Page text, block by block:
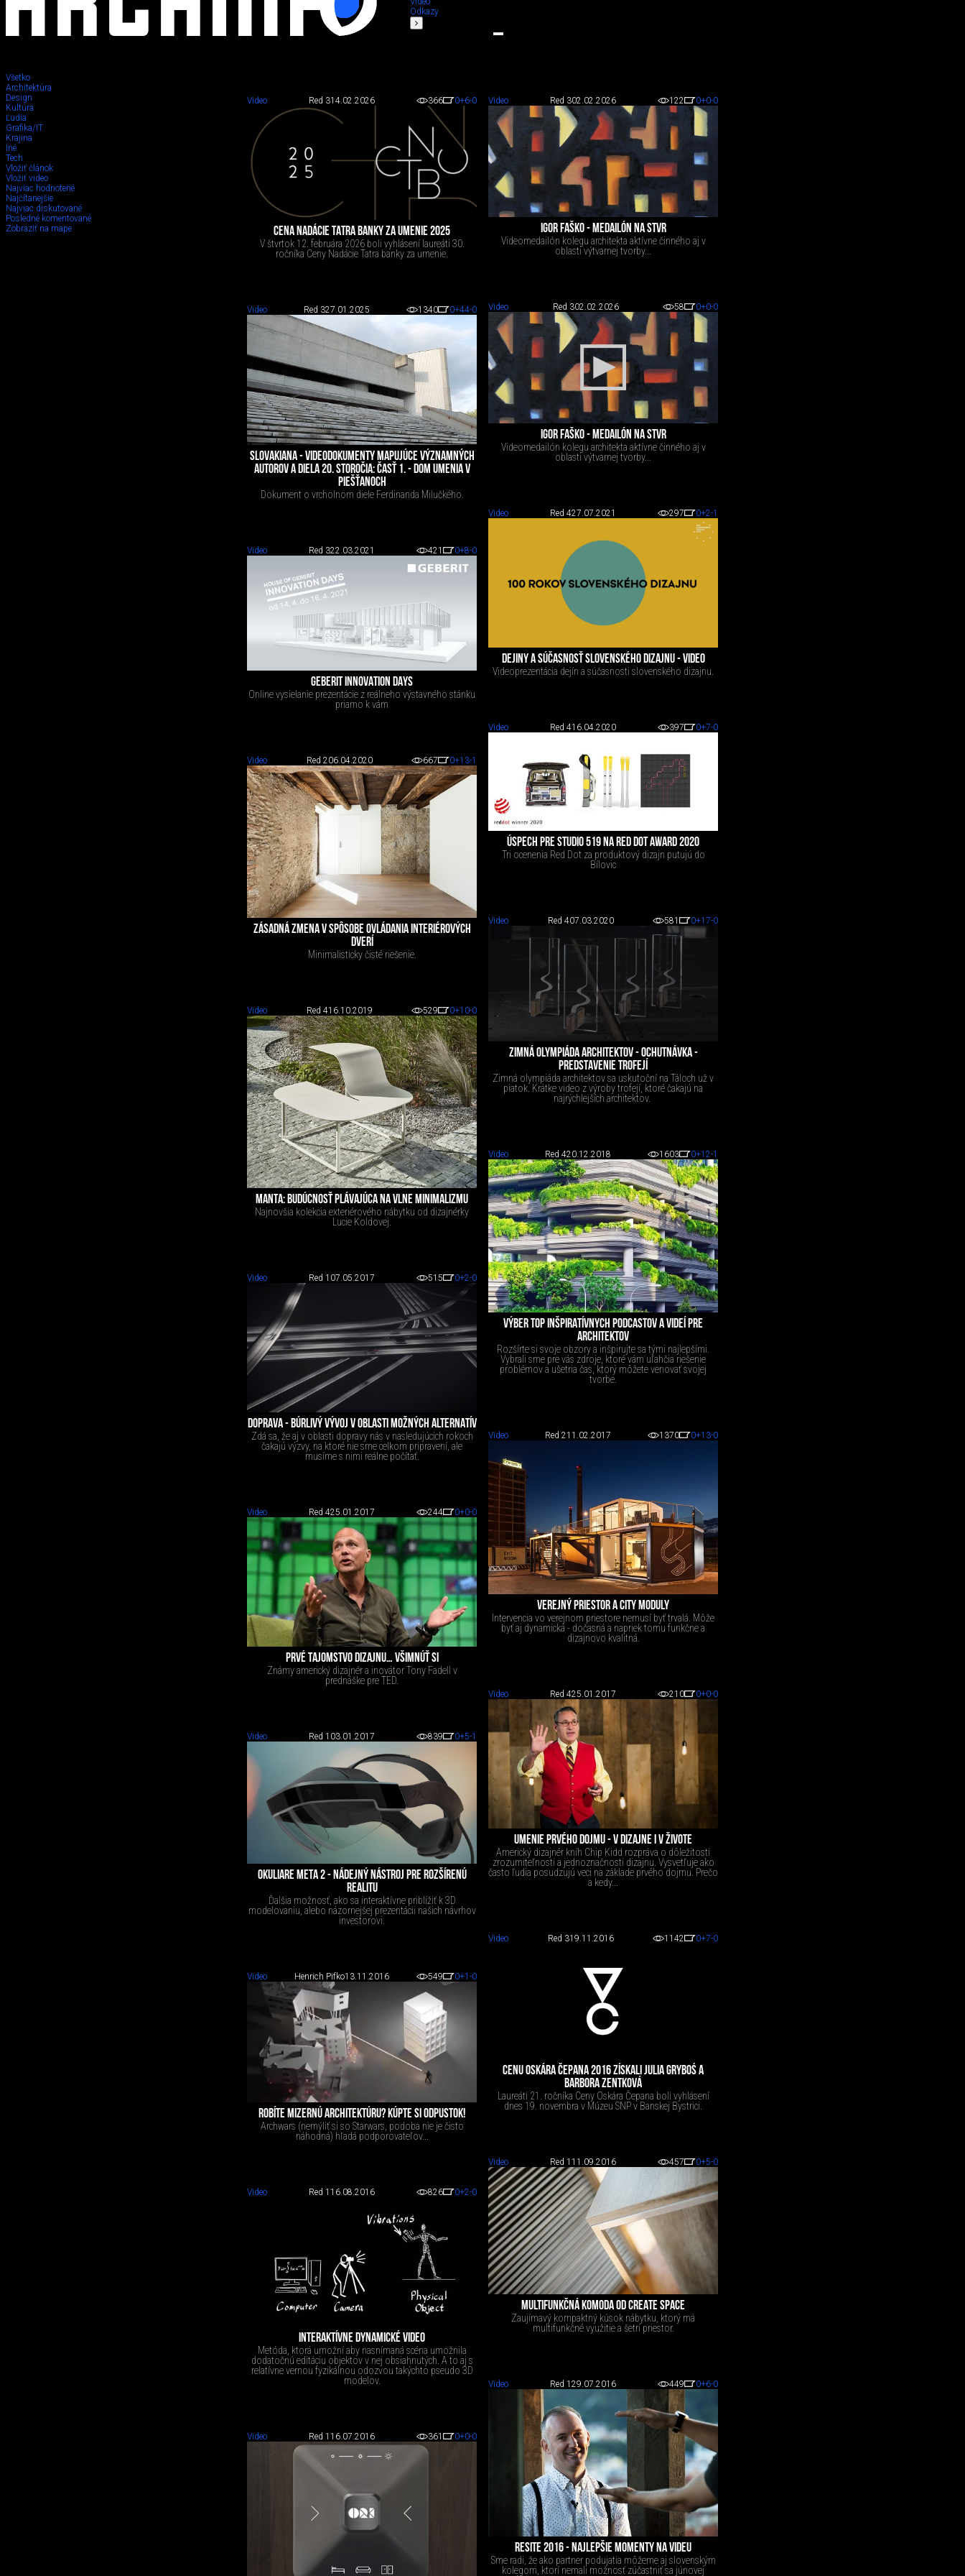
Odkazy
Všetko
Architektúra
Design
Kultúra
Ľudia
Grafika/IT
Krajina
Iné
Tech
Vložiť článok
Vložiť video
Najviac hodnotené
Najčítanejšie
Najviac diskutované
Posledné komentované
Zobraziť na mape
Design
Video Red 314.02.2026 366 0+6-0
CENA NADÁCIE TATRA BANKY ZA UMENIE 2025
V štvrtok 12. februára 2026 boli vyhlásení laureáti 30.
ročníka Ceny Nadácie Tatra banky za umenie.
Video Red 302.02.2026 122 0+0-0
IGOR FAŠKO - MEDAILÓN NA STVR
Videomedailón kolegu architekta aktívne činného aj v
oblasti výtvarnej tvorby...
Video Red 302.02.2026 58 0+0-0
IGOR FAŠKO - MEDAILÓN NA STVR
Videomedailón kolegu architekta aktívne činného aj v
oblasti výtvarnej tvorby...
Video Red 327.01.2025 1340 0+44-0
SLOVAKIANA - VIDEODOKUMENTY MAPUJÚCE VÝZNAMNÝCH
AUTOROV A DIELA 20. STOROČIA: ČASŤ 1. - DOM UMENIA V
PIEŠŤANOCH
Dokument o vrcholnom diele Ferdinanda Milučkého.
Video Red 427.07.2021 297 0+2-1
DEJINY A SÚČASNOSŤ SLOVENSKÉHO DIZAJNU - VIDEO
Videoprezentácia dejín a súčasnosti slovenského dizajnu.
Video Red 322.03.2021 421 0+8-0
GEBERIT INNOVATION DAYS
Online vysielanie prezentácie z reálneho výstavného stánku
priamo k vám
Video Red 416.04.2020 397 0+7-0
ÚSPECH PRE STUDIO 519 NA RED DOT AWARD 2020
Tri ocenenia Red Dot za produktový dizajn putujú do
Bílovic
Video Red 206.04.2020 667 0+13-1
ZÁSADNÁ ZMENA V SPÔSOBE OVLÁDANIA INTERIÉROVÝCH
DVERÍ
Minimalisticky čisté riešenie.
Video Red 407.03.2020 581 0+17-0
ZIMNÁ OLYMPIÁDA ARCHITEKTOV - OCHUTNÁVKA -
PREDSTAVENIE TROFEJÍ
Zimná olympiáda architektov sa uskutoční na Táloch už v
piatok. Krátke video z výroby trofejí, ktoré čakajú na
najrýchlejších architektov.
Video Red 416.10.2019 529 0+10-0
MANTA: BUDÚCNOSŤ PLÁVAJÚCA NA VLNE MINIMALIZMU
Najnovšia kolekcia exteriérového nábytku od dizajnérky
Lucie Koldovej.
Video Red 420.12.2018 1603 0+12-1
VÝBER TOP INŠPIRATÍVNYCH PODCASTOV A VIDEÍ PRE
ARCHITEKTOV
Rozšírte si svoje obzory a inšpirujte sa tými najlepšími.
Vybrali sme pre vás zdroje, ktoré vám uľahčia riešenie
problémov a ušetria čas, ktorý môžete venovať svojej
tvorbe.
Video Red 1 07.05.2017 515 0+2-0
DOPRAVA - BÚRLIVÝ VÝVOJ V OBLASTI MOŽNÝCH ALTERNATÍV
Zdá sa, že aj v oblasti dopravy nás v nasledujúcich rokoch
čakajú výzvy, na ktoré nie sme celkom pripravení, ale
musíme s nimi reálne počítať.
Video Red 211.02.2017 1370 0+13-0
VEREJNÝ PRIESTOR A CITY MODULY
Intervencia vo verejnom priestore nemusí byť trvalá. Môže
byť aj dynamická - dočasná a napriek tomu funkčne a
dizajnovo kvalitná.
Video Red 425.01.2017 244 0+0-0
PRVÉ TAJOMSTVO DIZAJNU… VŠIMNÚŤ SI
Známy americký dizajnér a inovátor Tony Fadell v
prednáške pre TED.
Video Red 425.01.2017 210 0+0-0
UMENIE PRVÉHO DOJMU - V DIZAJNE I V ŽIVOTE
Americký dizajnér kníh Chip Kidd rozpráva o dôležitosti
zrozumiteľnosti a jednoznačnosti dizajnu. Vysvetľuje ako
často ľudia posudzujú veci na základe prvého dojmu. Prečo
a kedy...
Video Red 1 03.01.2017 839 0+5-1
OKULIARE META 2 - NÁDEJNÝ NÁSTROJ PRE ROZŠÍRENÚ
REALITU
Ďalšia možnosť, ako sa interaktívne priblížiť k 3D
modelovaniu, alebo názornejšej prezentácii našich návrhov
investorovi.
Video Red 319.11.2016 1142 0+7-0
CENU OSKÁRA ČEPANA 2016 ZÍSKALI JULIA GRYBOŚ A
BARBORA ZENTKOVÁ
Laureáti 21. ročníka Ceny Oskára Čepana boli vyhlásení
dnes 19. novembra v Múzeu SNP v Banskej Bystrici.
Video Henrich Pifko13.11.2016 549 0+1 -0
ROBÍTE MIZERNÚ ARCHITEKTÚRU? KÚPTE SI ODPUSTOK!
Archwars (nemýliť si so Starwars, podoba nie je čisto
náhodná) hľadá podporovateľov...
Video Red 1 11.09.2016 457 0+5-0
MULTIFUNKČNÁ KOMODA OD CREATE SPACE
Zaujímavý kompaktný kúsok nábytku, ktorý má
multifunkčné využitie a šetrí priestor.
Video Red 1 16.08.2016 826 0+2-0
INTERAKTÍVNE DYNAMICKÉ VIDEO
Metóda, ktorá umožní aby nasnímaná scéna umožnila
dodatočnú editáciu objektov v nej obsiahnutých. A to aj s
relatívne vernou fyzikálnou odozvou takýchto pseudo 3D
modelov.
Video Red 1 29.07.2016 449 0+6-0
RESITE 2016 - NAJLEPŠIE MOMENTY NA VIDEU
Sme radi, že ako partner podujatia môžeme aj slovenským
kolegom, ktorí nemali možnosť zúčastniť sa júnovej
Video Red 1 16.07.2016 361 0+0-0